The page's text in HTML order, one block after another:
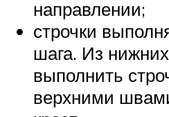
направлении;
строчки
шага. Из
выполнить
верхними